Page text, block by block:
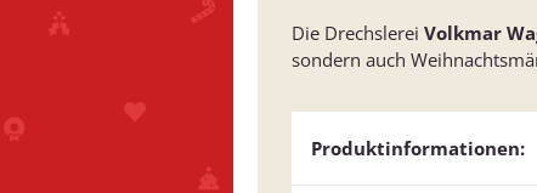
Die Drechslerei Volkmar
sondern auch
Produktinformationen: